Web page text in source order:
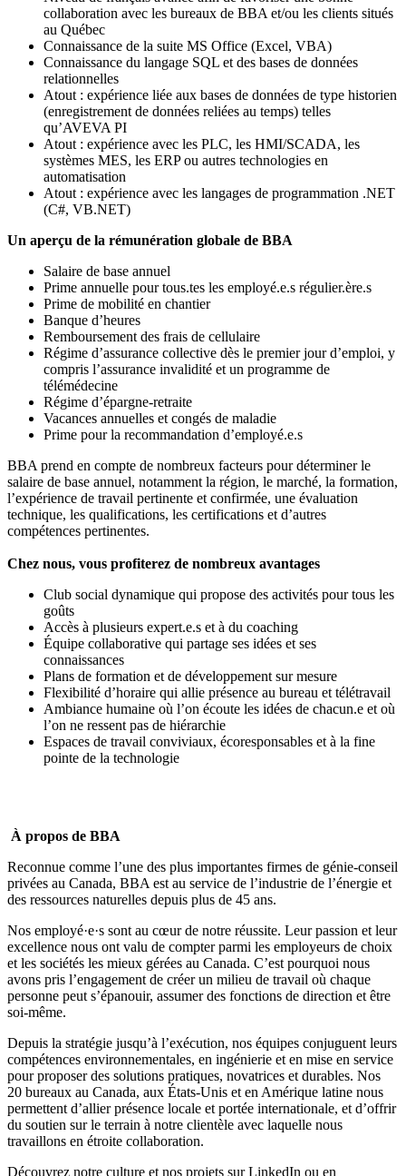
collaboration avec les bureaux de BBA et/ou les clients situés
au Québec
Connaissance de la suite MS Office (Excel, VBA)
Connaissance du langage SQL et des bases de données
relationnelles
Atout : expérience liée aux bases de données de type historien
(enregistrement de données reliées au temps) telles
qu’AVEVA PI
Atout : expérience avec les PLC, les HMI/SCADA, les
systèmes MES, les ERP ou autres technologies en
automatisation
Atout : expérience avec les langages de programmation .NET
(C#, VB.NET)
Un aperçu de la rémunération globale de BBA
Salaire de base annuel
Prime annuelle pour tous.tes les employé.e.s régulier.ère.s
Prime de mobilité en chantier
Banque d’heures
Remboursement des frais de cellulaire
Régime d’assurance collective dès le premier jour d’emploi, y
compris l’assurance invalidité et un programme de
télémédecine
Régime d’épargne-retraite
Vacances annuelles et congés de maladie
Prime pour la recommandation d’employé.e.s
BBA prend en compte de nombreux facteurs pour déterminer le
salaire de base annuel, notamment la région, le marché, la formation,
l’expérience de travail pertinente et confirmée, une évaluation
technique, les qualifications, les certifications et d’autres
compétences pertinentes.
Chez nous, vous profiterez de nombreux avantages
Club social dynamique qui propose des activités pour tous les
goûts
Accès à plusieurs expert.e.s et à du coaching
Équipe collaborative qui partage ses idées et ses
connaissances
Plans de formation et de développement sur mesure
Flexibilité d’horaire qui allie présence au bureau et télétravail
Ambiance humaine où l’on écoute les idées de chacun.e et où
l’on ne ressent pas de hiérarchie
Espaces de travail conviviaux, écoresponsables et à la fine
pointe de la technologie
À propos de BBA
Reconnue comme l’une des plus importantes firmes de génie-conseil
privées au Canada, BBA est au service de l’industrie de l’énergie et
des ressources naturelles depuis plus de 45 ans.
Nos employé·e·s sont au cœur de notre réussite. Leur passion et leur
excellence nous ont valu de compter parmi les employeurs de choix
et les sociétés les mieux gérées au Canada. C’est pourquoi nous
avons pris l’engagement de créer un milieu de travail où chaque
personne peut s’épanouir, assumer des fonctions de direction et être
soi-même.
Depuis la stratégie jusqu’à l’exécution, nos équipes conjuguent leurs
compétences environnementales, en ingénierie et en mise en service
pour proposer des solutions pratiques, novatrices et durables. Nos
20 bureaux au Canada, aux États-Unis et en Amérique latine nous
permettent d’allier présence locale et portée internationale, et d’offrir
du soutien sur le terrain à notre clientèle avec laquelle nous
travaillons en étroite collaboration.
Découvrez notre culture et nos projets surLinkedIn ou en